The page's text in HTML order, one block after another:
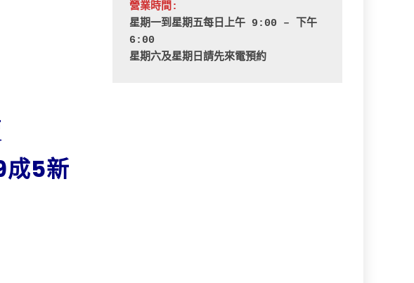
成5新
營業時間:
星期一到星期五每日上午 9:00 – 下午
6:00
星期六及星期日請先來電預約